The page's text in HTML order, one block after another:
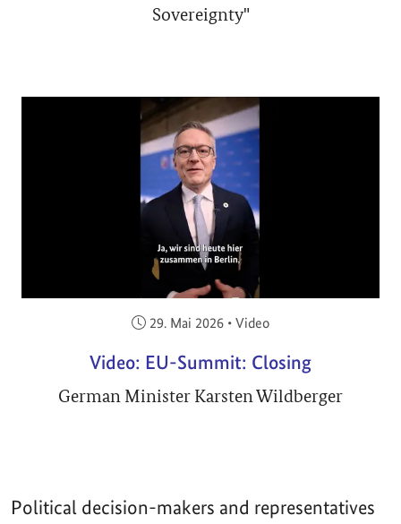
Sovereignty"
Veröffentlicht am:
29. Mai 2026 • Video
Video: EU-Summit: Closing
German Minister Karsten Wildberger
Political decision-makers and representatives